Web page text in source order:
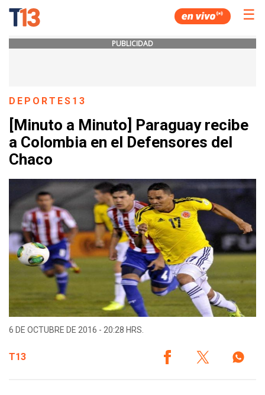
☰
PUBLICIDAD
DEPORTES13
[Minuto a Minuto] Paraguay recibe
a Colombia en el Defensores del
Chaco
6 DE OCTUBRE DE 2016 - 20:28 HRS.
T13